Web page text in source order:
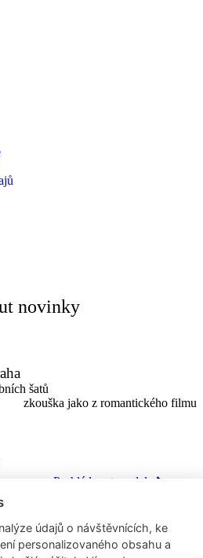
novinky
šatů
zkouška jako z romantického filmu
Prohlédnout modely
Amori šaty s.r.o.
údajů o návštěvnících, ke
personalizovaného obsahu a